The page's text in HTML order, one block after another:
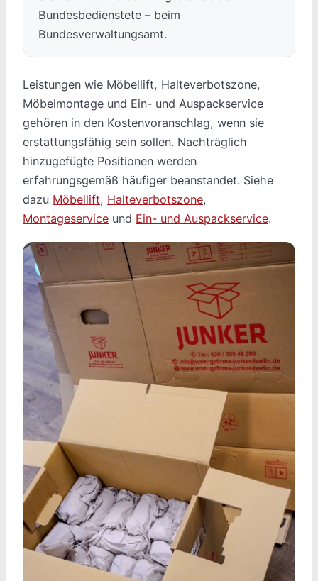
Bundesbedienstete – beim
Bundesverwaltungsamt.
Leistungen wie Möbellift, Halteverbotszone,
Möbelmontage und Ein- und Auspackservice
gehören in den Kostenvoranschlag, wenn sie
erstattungsfähig sein sollen. Nachträglich
hinzugefügte Positionen werden
erfahrungsgemäß häufiger beanstandet. Siehe
dazu Möbellift, Halteverbotszone,
Montageservice und Ein- und Auspackservice.